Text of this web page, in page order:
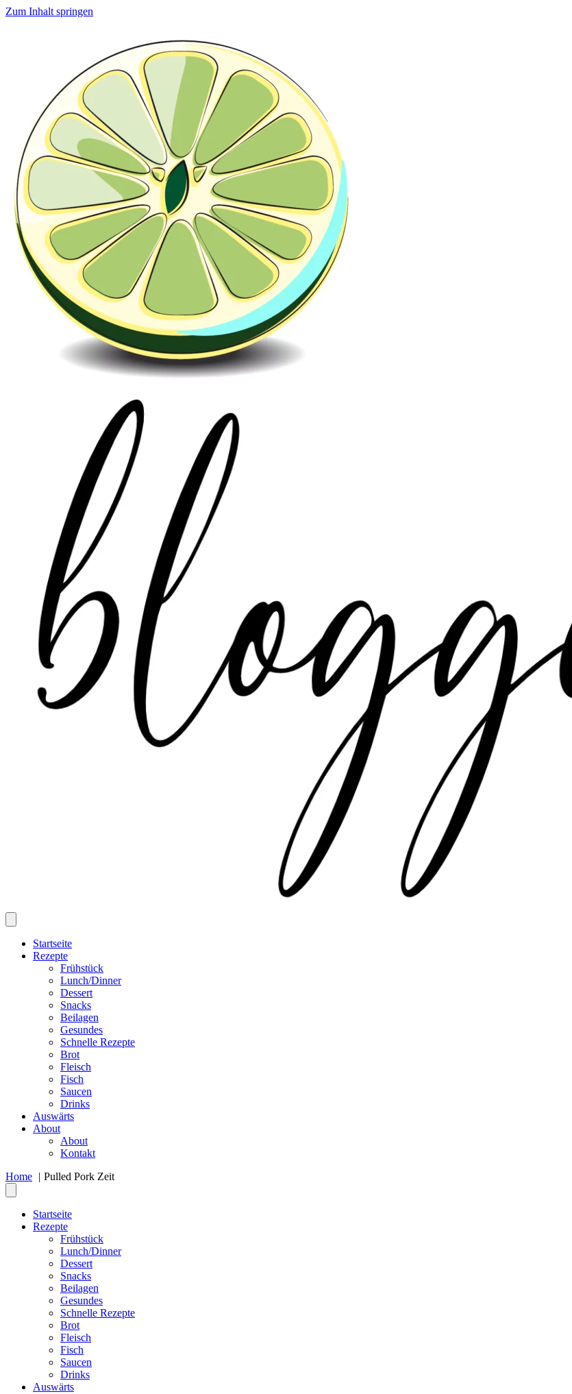
Zum Inhalt springen
Startseite
Rezepte
Frühstück
Lunch/Dinner
Dessert
Snacks
Beilagen
Gesundes
Schnelle Rezepte
Brot
Fleisch
Fisch
Saucen
Drinks
Auswärts
About
About
Kontakt
Home
Pulled Pork Zeit
Startseite
Rezepte
Frühstück
Lunch/Dinner
Dessert
Snacks
Beilagen
Gesundes
Schnelle Rezepte
Brot
Fleisch
Fisch
Saucen
Drinks
Auswärts